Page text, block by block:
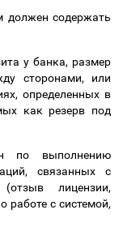
должен содержать
у банка, размер
сторонами, или
определенных в
как резерв под
по выполнению
связанных с
лицензии,
работе с системой,